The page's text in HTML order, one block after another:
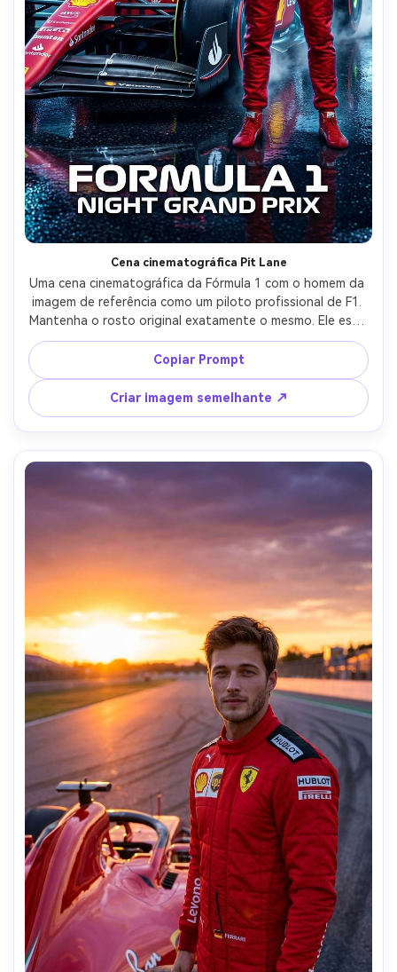
Cena cinematográfica Pit Lane
Uma cena cinematográfica da Fórmula 1 com o homem da
imagem de referência como um piloto profissional de F1.
Mantenha o rosto original exatamente o mesmo. Ele está
usando um terno de corrida Ferrari vermelho e segurando
um capacete de corrida enquanto está ao lado de seu
carro Ferrari de Fórmula 1 na garagem de pit lane.
Mecânicos e equipe de pit se movem ao fundo sob luzes
de corrida brilhantes. O ambiente parece intenso e
profissional como a preparação do dia da corrida.
Iluminação ultra-realista, estilo documentário de
motorsport, alto detalhe, fotografia esportiva
Copiar Prompt
Criar imagem semelhante ↗